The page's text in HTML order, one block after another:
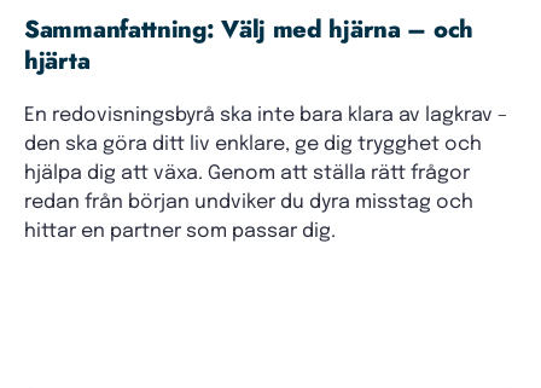
Sammanfattning: Välj med hjärna – och
hjärta
En redovisningsbyrå ska inte bara klara av lagkrav –
den ska göra ditt liv enklare, ge dig trygghet och
hjälpa dig att växa. Genom att ställa rätt frågor
redan från början undviker du dyra misstag och
hittar en partner som passar dig.